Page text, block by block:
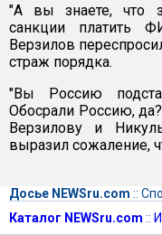
"А вы знаете, что
санкции платить
Верзилов
страж порядка.
"Вы Россию
Обосрали Россию,
Верзилову и
выразил сожаление,
Досье NEWSru.com ::
Каталог NEWSru.com ::